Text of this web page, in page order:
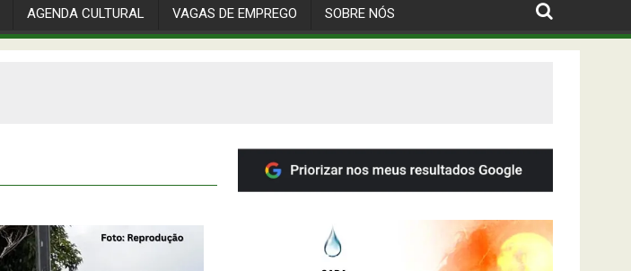
AGENDA CULTURAL VAGAS DE EMPREGO SOBRE NÓS